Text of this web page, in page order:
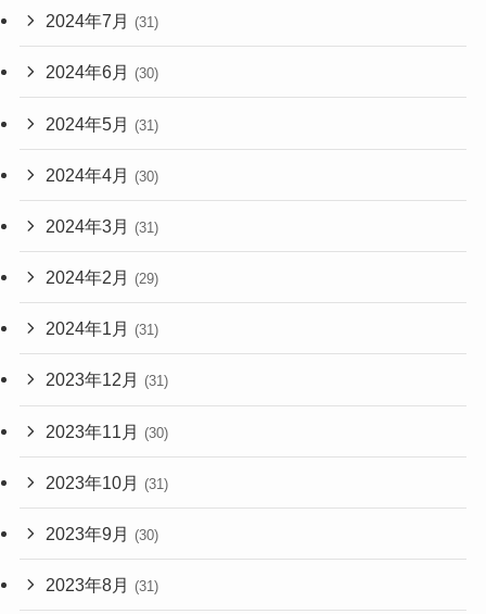
2024年7月 (31)
2024年6月 (30)
2024年5月 (31)
2024年4月 (30)
2024年3月 (31)
2024年2月 (29)
2024年1月 (31)
2023年12月 (31)
2023年11月 (30)
2023年10月 (31)
2023年9月 (30)
2023年8月 (31)